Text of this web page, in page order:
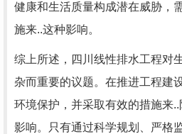
健康和生活质量构成潜在威胁，
施来..这种影响。
综上所述，四川线性排水工程对
杂而重要的议题。在推进工程建
环境保护，并采取有效的措施来
影响。只有通过科学规划、严格